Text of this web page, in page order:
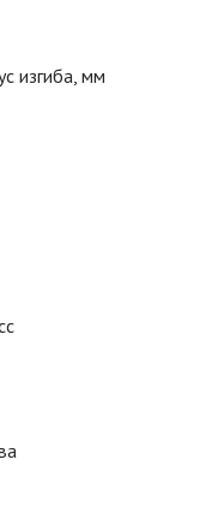
изгиба, мм